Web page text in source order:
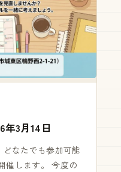
3月14日
なたでも参加可能
催します。 今度の